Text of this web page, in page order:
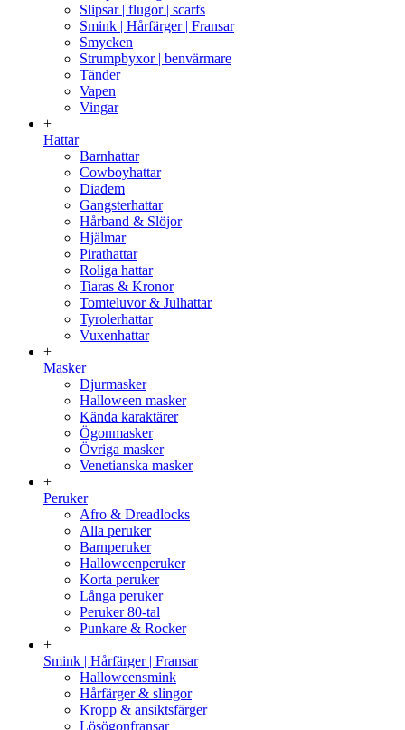
Slipsar | flugor | scarfs
Smink | Hårfärger | Fransar
Smycken
Strumpbyxor | benvärmare
Tänder
Vapen
Vingar
+
Hattar
Barnhattar
Cowboyhattar
Diadem
Gangsterhattar
Hårband & Slöjor
Hjälmar
Pirathattar
Roliga hattar
Tiaras & Kronor
Tomteluvor & Julhattar
Tyrolerhattar
Vuxenhattar
+
Masker
Djurmasker
Halloween masker
Kända karaktärer
Ögonmasker
Övriga masker
Venetianska masker
+
Peruker
Afro & Dreadlocks
Alla peruker
Barnperuker
Halloweenperuker
Korta peruker
Långa peruker
Peruker 80-tal
Punkare & Rocker
+
Smink | Hårfärger | Fransar
Halloweensmink
Hårfärger & slingor
Kropp & ansiktsfärger
Lösögonfransar